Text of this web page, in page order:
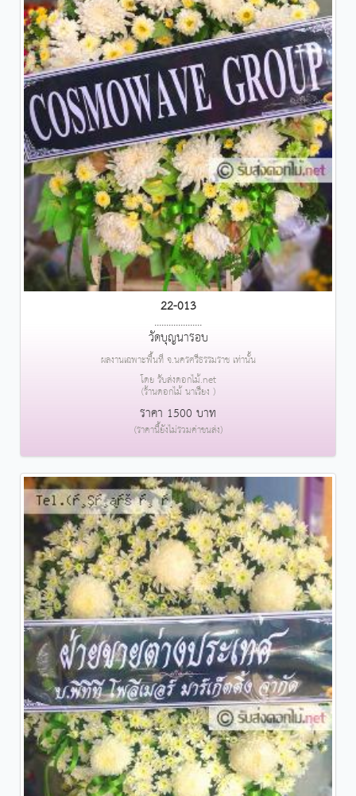
22-013
....................
วัดบุญนารอบ
ผลงานเฉพาะพื้นที่ จ.นครศรีธรรมราช เท่านั้น
โดย รับส่งดอกไม้.net
(ร้านดอกไม้ นาเรียง )
ราคา 1500 บาท
(ราคานี้ยังไม่รวมค่าขนส่ง)